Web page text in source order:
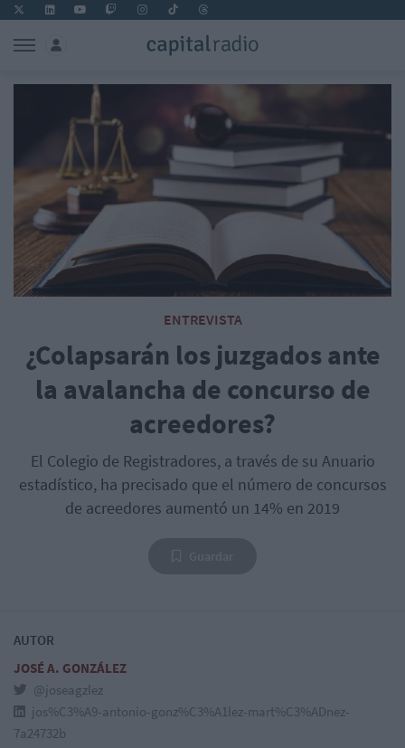
ENTREVISTA
¿Colapsarán los juzgados ante
la avalancha de concurso de
acreedores?
El Colegio de Registradores, a través de su Anuario
estadístico, ha precisado que el número de concursos
de acreedores aumentó un 14% en 2019
AUTOR
JOSÉ A. GONZÁLEZ
@joseagzlez
jos%C3%A9-antonio-gonz%C3%A1lez-mart%C3%ADnez-
7a24732b